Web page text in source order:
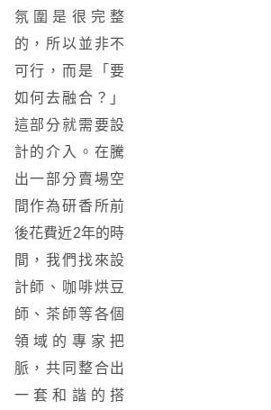
氛圍是很完整
的，所以並非不
可行，而是「要
如何去融合？」
這部分就需要設
計的介入。在騰
出一部分賣場空
間作為研香所前
後花費近2年的時
間，我們找來設
計師、咖啡烘豆
師、茶師等各個
領域的專家把
脈，共同整合出
一套和諧的搭